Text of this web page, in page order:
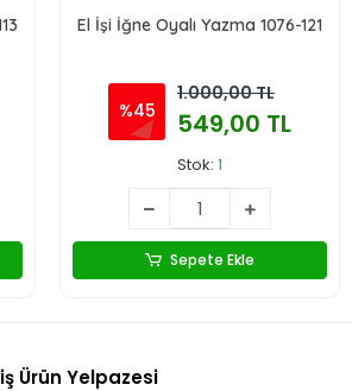
El İşi İğne Oyalı Yazma 1076-121
%45
1.000,00 TL
549,00 TL
Stok: 1
Sepete Ekle
Ürün Yelpazesi